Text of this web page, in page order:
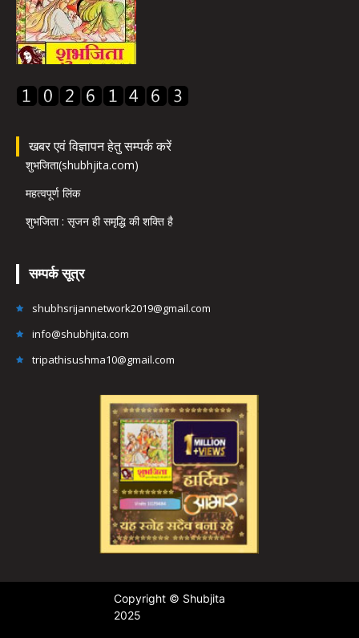
खबर एवं विज्ञापन हेतु सम्पर्क करें
शुभजिता(shubhjita.com)
महत्वपूर्ण लिंक
शुभजिता : सृजन ही समृद्धि की शक्ति है
सम्पर्क सूत्र
shubhsrijannetwork2019@gmail.com
info@shubhjita.com
tripathisushma10@gmail.com
Copyright © Shubjita
2025